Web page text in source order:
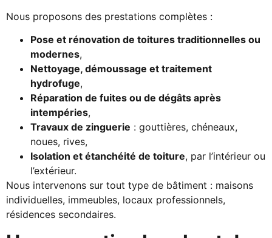
Nous proposons des prestations complètes :
Pose et rénovation de toitures traditionnelles ou
modernes,
Nettoyage, démoussage et traitement
hydrofuge,
Réparation de fuites ou de dégâts après
intempéries,
Travaux de zinguerie : gouttières, chéneaux,
noues, rives,
Isolation et étanchéité de toiture, par l’intérieur ou
l’extérieur.
Nous intervenons sur tout type de bâtiment : maisons
individuelles, immeubles, locaux professionnels,
résidences secondaires.